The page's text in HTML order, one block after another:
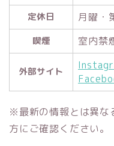
定休日 月曜・
喫煙 室内禁
外部サイト
※最新の情報とは異な
方にご確認ください。